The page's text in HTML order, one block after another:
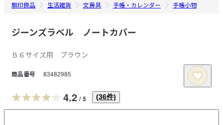
印
品
ッ
ス
ト
無印良品 生活雑貨 文房具 手帳・カレンダー 手帳小物
ジーンズラベル ノートカバー
Ｂ６サイズ用 ブラウン
商品番号 83482985
4.2 / 5 (36件)